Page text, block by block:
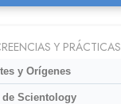
Y PRÁCTICAS
y Orígenes
Scientology